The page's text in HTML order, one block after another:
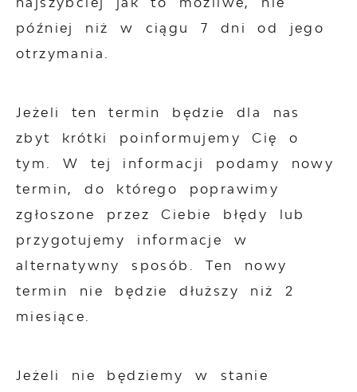
później niż w ciągu 7 dni od jego
otrzymania.
Jeżeli ten termin będzie dla nas
zbyt krótki poinformujemy Cię o
tym. W tej informacji podamy nowy
termin, do którego poprawimy
zgłoszone przez Ciebie błędy lub
przygotujemy informacje w
alternatywny sposób. Ten nowy
termin nie będzie dłuższy niż 2
miesiące.
Jeżeli nie będziemy w stanie